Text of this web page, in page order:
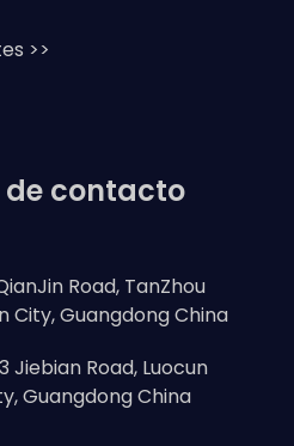
>>
contacto
Road, TanZhou
City, Guangdong China
Jiebian Road, Luocun
Guangdong China